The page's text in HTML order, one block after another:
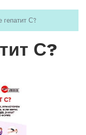
гепатит С?
С?